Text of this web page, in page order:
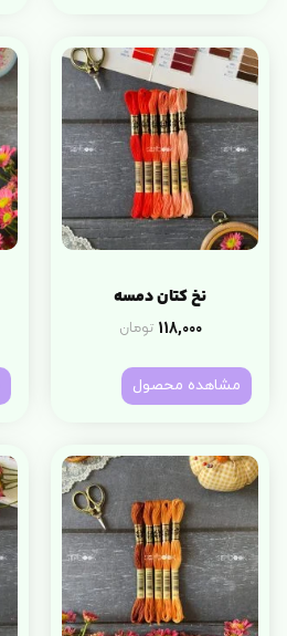
نخ کتان دمسه
118,000 تومان
مشاهده محصول